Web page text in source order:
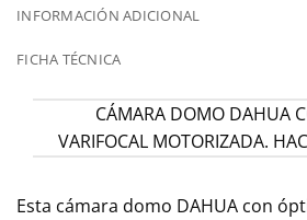
INFORMACIÓN ADICIONAL
FICHA TÉCNICA
CÁMARA DOMO DAHUA
VARIFOCAL MOTORIZADA.
Esta cámara domo DAHUA con